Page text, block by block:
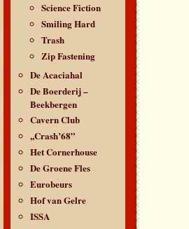
Science Fiction
Smiling Hard
Trash
Zip Fastening
De Acaciahal
De Boerderij –
Beekbergen
Cavern Club
,,Crash’68”
Het Cornerhouse
De Groene Fles
Eurobeurs
Hof van Gelre
ISSA